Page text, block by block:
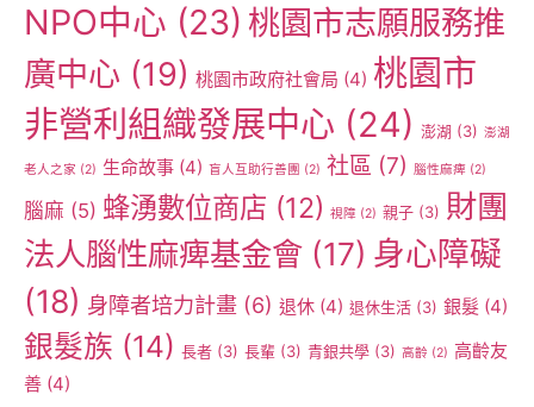
NPO中心 (23) 桃園市志願服務推
廣中心 (19) 桃園市政府社會局 (4) 桃園市
非營利組織發展中心 (24) 澎湖 (3) 澎湖
老人之家 (2) 生命故事 (4) 盲人互助行善團 (2) 社區 (7) 腦性麻痺 (2)
腦麻 (5) 蜂湧數位商店 (12) 視障 (2) 親子 (3) 財團
法人腦性麻痺基金會 (17) 身心障礙
(18) 身障者培力計畫 (6) 退休 (4) 退休生活 (3) 銀髮 (4)
銀髮族 (14) 長者 (3) 長輩 (3) 青銀共學 (3) 高齡 (2) 高齡友
善 (4)